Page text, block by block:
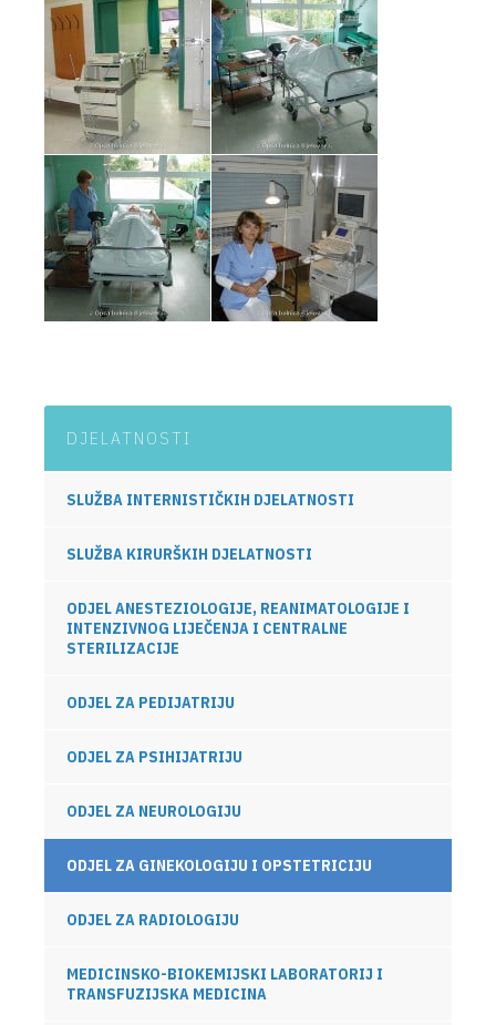
DJELATNOSTI
SLUŽBA INTERNISTIČKIH DJELATNOSTI
SLUŽBA KIRURŠKIH DJELATNOSTI
ODJEL ANESTEZIOLOGIJE, REANIMATOLOGIJE I
INTENZIVNOG LIJEČENJA I CENTRALNE
STERILIZACIJE
ODJEL ZA PEDIJATRIJU
ODJEL ZA PSIHIJATRIJU
ODJEL ZA NEUROLOGIJU
ODJEL ZA GINEKOLOGIJU I OPSTETRICIJU
ODJEL ZA RADIOLOGIJU
MEDICINSKO-BIOKEMIJSKI LABORATORIJ I
TRANSFUZIJSKA MEDICINA